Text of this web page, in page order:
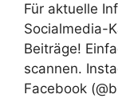
Für aktuelle
Socialmedia-
Beiträge!
scannen.
Facebook